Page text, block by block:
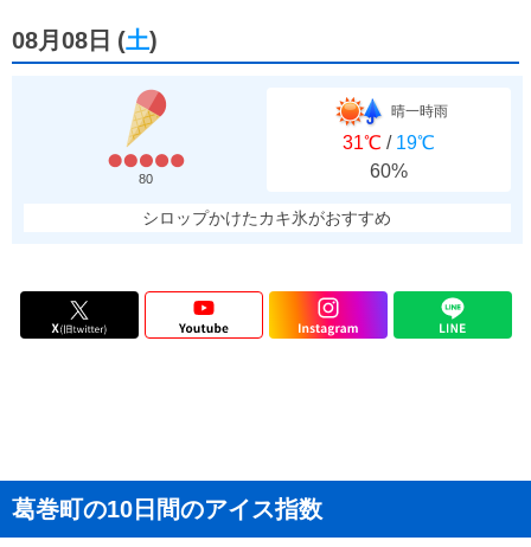
08月08日 (土)
80
晴一時雨
31℃ / 19℃
60%
シロップかけたカキ氷がおすすめ
葛巻町の10日間のアイス指数